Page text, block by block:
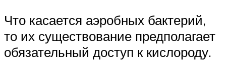
Что касается аэробных бактерий,
то их существование предполагает
обязательный доступ к кислороду.